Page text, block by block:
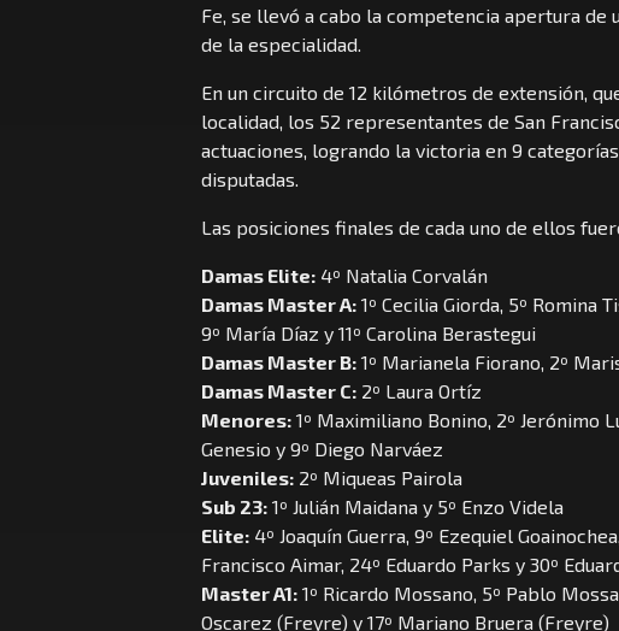
Fe, se llevó a cabo la competencia apertura
de la especialidad.
En un circuito de 12 kilómetros de extensión,
localidad, los 52 representantes de San
actuaciones, logrando la victoria en 9
disputadas.
Las posiciones finales de cada uno de ellos
Damas Elite: 4º Natalia Corvalán
Damas Master A: 1º Cecilia Giorda, 5º Romina
9º María Díaz y 11º Carolina Berastegui
Damas Master B: 1º Marianela Fiorano, 2º
Damas Master C: 2º Laura Ortíz
Menores: 1º Maximiliano Bonino, 2º Jerónimo
Genesio y 9º Diego Narváez
Juveniles: 2º Miqueas Pairola
Sub 23: 1º Julián Maidana y 5º Enzo Videla
Elite: 4º Joaquín Guerra, 9º Ezequiel
Francisco Aimar, 24º Eduardo Parks y 30º
Master A1: 1º Ricardo Mossano, 5º Pablo
Oscarez (Freyre) y 17º Mariano Bruera (Freyre)